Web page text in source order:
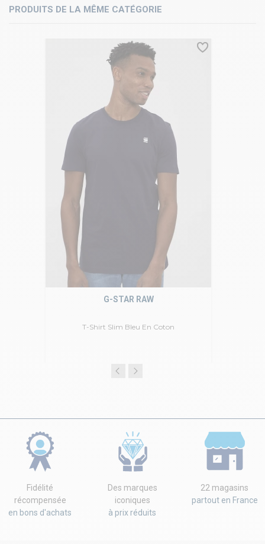
PRODUITS DE LA MÊME CATÉGORIE
T-Shirt Slim Bleu En Coton
G-STAR RAW
Fidélité
récompensée
en bons d'achats
Des marques
iconiques
à prix réduits
22 magasins
partout en France